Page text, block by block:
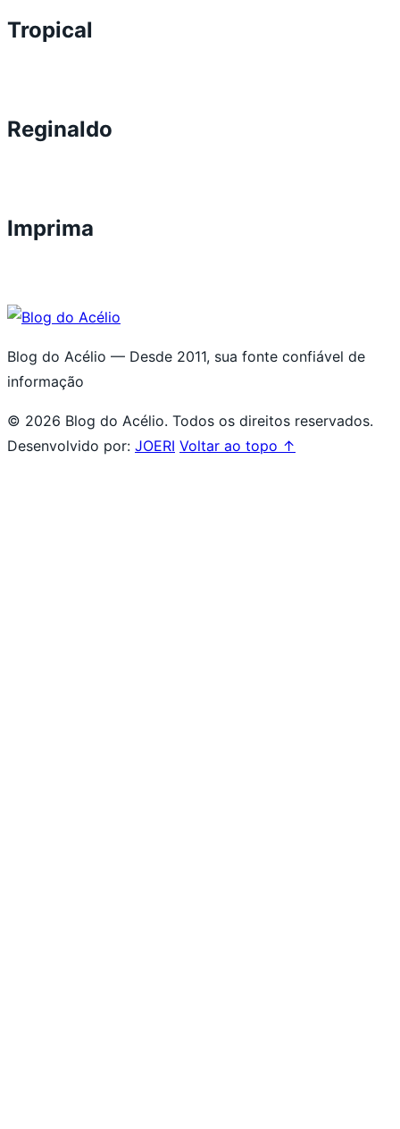
Tropical
Reginaldo
Imprima
Blog do Acélio — Desde 2011, sua fonte confiável de
informação
© 2026 Blog do Acélio. Todos os direitos reservados.
Desenvolvido por: JOERI Voltar ao topo ↑